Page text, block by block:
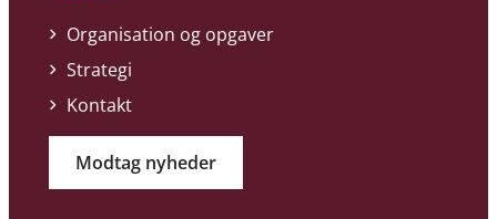
Organisation og opgaver
Strategi
Kontakt
Modtag nyheder